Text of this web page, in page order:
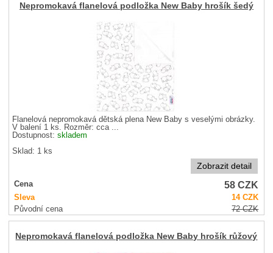
Nepromokavá flanelová podložka New Baby hrošík šedý
Flanelová nepromokavá dětská plena New Baby s veselými obrázky.
V balení 1 ks. Rozměr: cca ...
Dostupnost:skladem
Sklad: 1 ks
Zobrazit detail
Cena 58CZK
Sleva 14CZK
Původní cena
72CZK
Nepromokavá flanelová podložka New Baby hrošík růžový